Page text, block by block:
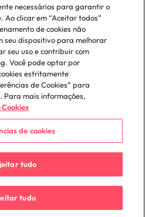
Plc. All Rights Reserved.
necessários para garantir o
Ao clicar em “Aceitar todos”
de cookies não
seu dispositivo para melhorar
seu uso e contribuir com
Você pode optar por
estritamente
de Cookies” para
Para mais informações,
Cookies
de cookies
tudo
tudo